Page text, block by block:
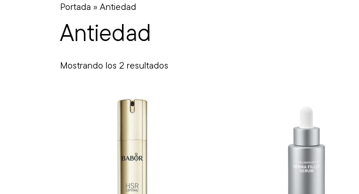
Portada » Antiedad
Antiedad
Mostrando los 2 resultados